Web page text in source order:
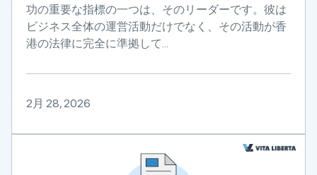
功の重要な指標の一つは、そのリーダーです。彼は
ビジネス全体の運営活動だけでなく、その活動が香
港の法律に完全に準拠して...
2月 28, 2026